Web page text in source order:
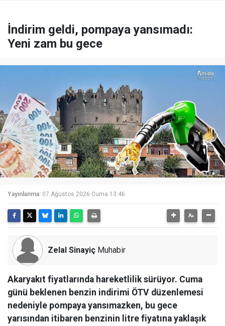
İndirim geldi, pompaya yansımadı:
Yeni zam bu gece
Yayınlanma: 07 Ağustos 2026 Cuma 13:46
Zelal Sinayiç Muhabir
Akaryakıt fiyatlarında hareketlilik sürüyor. Cuma
günü beklenen benzin indirimi ÖTV düzenlemesi
nedeniyle pompaya yansımazken, bu gece
yarısından itibaren benzinin litre fiyatına yaklaşık